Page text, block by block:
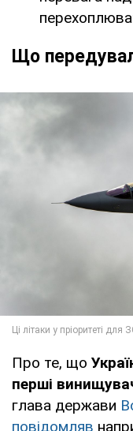
Що
Про те, що
перші
глава держави
повідомляв